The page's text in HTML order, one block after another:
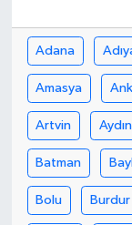
Adana
Amasya
Artvin Aydın
Batman
Bolu Burdur
Bilim,